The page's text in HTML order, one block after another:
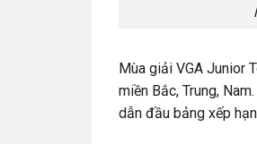
Mùa giải VGA Junior
miền Bắc, Trung,
dẫn đầu bảng xếp